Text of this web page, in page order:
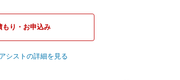
もり・お申込み
シストの詳細を見る